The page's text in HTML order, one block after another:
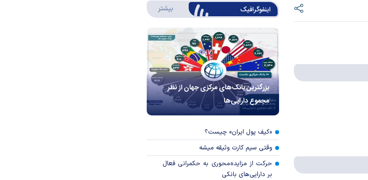
اینفوگرافیک بیشتر درباره اینفوگرافیک
بزرگترین بانک‌های مرکزی جهان از نظر
مجموع دارایی‌ها
«کیف پول ایران» چیست؟
وقتی سیم کارت وثیقه میشه
حرکت از مزایده‌محوری به حکمرانی فعال
بر دارایی‌های بانکی